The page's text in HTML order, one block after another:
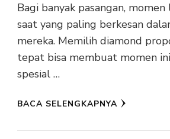
Bagi banyak pasangan,
saat yang paling berkesan
mereka. Memilih diamond
tepat bisa membuat momen
spesial …
BACA SELENGKAPNYA